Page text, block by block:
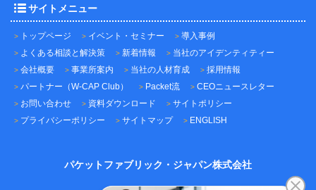
サイトメニュー
トップページ イベント・セミナー
導入事例
よくある相談と解決策
新着情報
当社のアイデンティティー
会社概要
事業所案内 当社の人材育成
採用情報
パートナー（W-CAP Club）
Packet流
CEOニュースレター
お問い合わせ
資料ダウンロード
サイトポリシー
プライバシーポリシー
サイトマップ ENGLISH
パケットファブリック・ジャパン株式会社